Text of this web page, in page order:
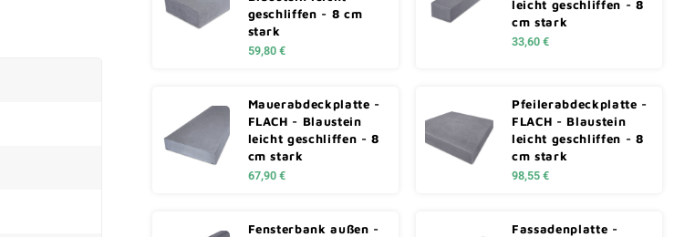
geschliffen - 8 cm
stark
59,80 €
leicht geschliffen - 8
cm stark
33,60 €
Mauerabdeckplatte -
FLACH - Blaustein
leicht geschliffen - 8
cm stark
67,90 €
Pfeilerabdeckplatte -
FLACH - Blaustein
leicht geschliffen - 8
cm stark
98,55 €
Fensterbank außen -
Fassadenplatte -